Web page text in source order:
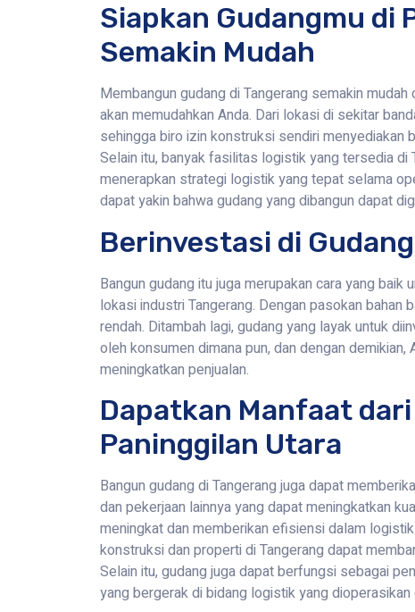
Siapkan Gudangmu di
Semakin Mudah
Membangun gudang di Tangerang semakin
akan memudahkan Anda. Dari lokasi di sekitar
sehingga biro izin konstruksi sendiri menyediakan
Selain itu, banyak fasilitas logistik yang tersedia di
menerapkan strategi logistik yang tepat selama
dapat yakin bahwa gudang yang dibangun dapat
Berinvestasi di
Bangun gudang itu juga merupakan cara yang
lokasi industri Tangerang. Dengan pasokan
rendah. Ditambah lagi, gudang yang layak untuk
oleh konsumen dimana pun, dan dengan
meningkatkan penjualan.
Dapatkan Manfaat
Paninggilan Utara
Bangun gudang di Tangerang juga dapat
dan pekerjaan lainnya yang dapat meningkatkan
meningkat dan memberikan efisiensi dalam
konstruksi dan properti di Tangerang dapat
Selain itu, gudang juga dapat berfungsi sebagai
yang bergerak di bidang logistik yang dioperasikan